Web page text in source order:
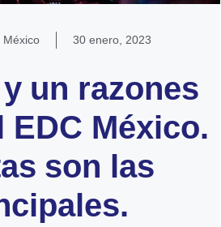
México 30 enero, 2023
un razones
EDC México.
son las